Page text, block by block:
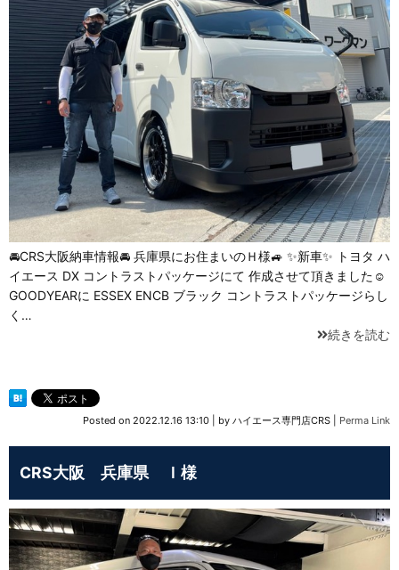
🚘CRS大阪納車情報🚘 兵庫県にお住まいのＨ様🚙 ✨新車✨ トヨタ ハ
イエース DX コントラストパッケージにて 作成させて頂きました☺️
GOODYEARに ESSEX ENCB ブラック コントラストパッケージらし
く…
続きを読む
Posted on 2022.12.16 13:10 by ハイエース専門店CRS Perma Link
CRS大阪 兵庫県 Ｉ様